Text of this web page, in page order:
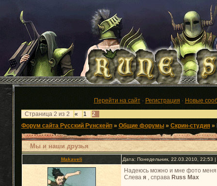
Перейти на сайт· Регистрация · Новые
Страница 2 из 2 « 1
2
Форум сайта Русский Рунскейп » Общие форумы » Скрин-студия »
Мы и наши друзья
Makaveli Дата: Понедельник, 22.03.2010, 22:53
Надеюсь можно и мне фото меня
Слева я , справа Russ Max